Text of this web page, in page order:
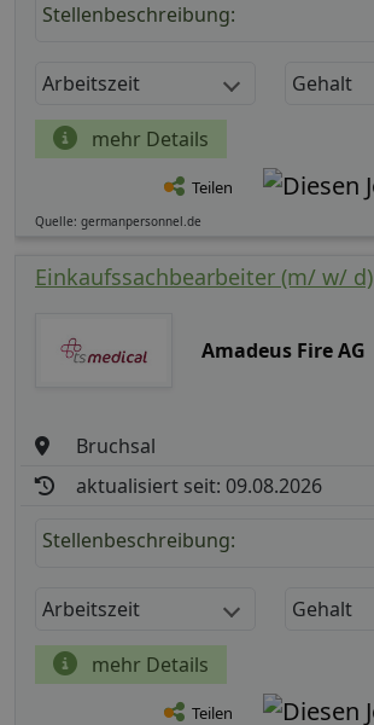
Stellenbeschreibung:
Arbeitszeit Gehalt
mehr Details
Teilen
Quelle: germanpersonnel.de
Einkaufssachbearbeiter (m/ w/ d)
Amadeus Fire AG
Bruchsal
aktualisiert seit: 09.08.2026
Stellenbeschreibung:
Arbeitszeit Gehalt
mehr Details
Teilen